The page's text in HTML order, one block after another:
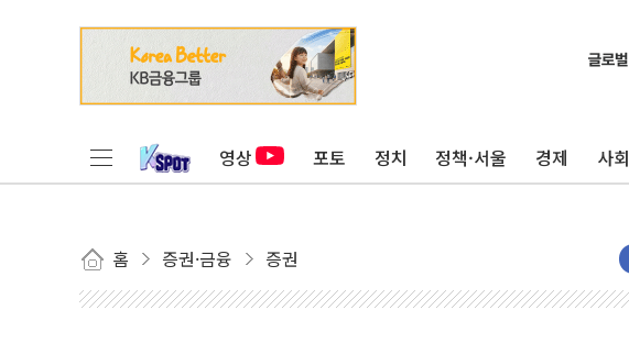
영상 포토 정치 정책·서울 경제 사회
홈 증권·금융 증권